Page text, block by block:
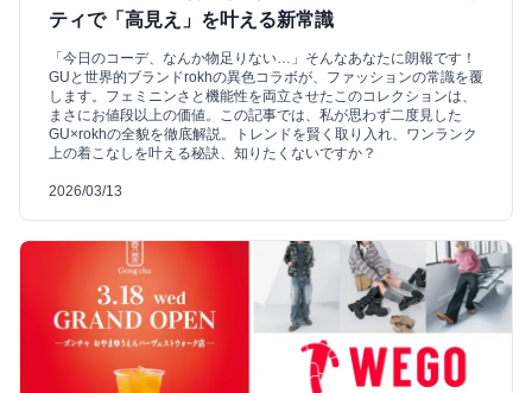
ティで「高見え」を叶える新常識
「今日のコーデ、なんか物足りない…」そんなあなたに朗報です！
GUと世界的ブランドrokhの異色コラボが、ファッションの常識を覆
します。フェミニンさと機能性を両立させたこのコレクションは、
まさにお値段以上の価値。この記事では、私が思わず二度見した
GU×rokhの全貌を徹底解説。トレンドを賢く取り入れ、ワンランク
上の着こなしを叶える秘訣、知りたくないですか？
2026/03/13